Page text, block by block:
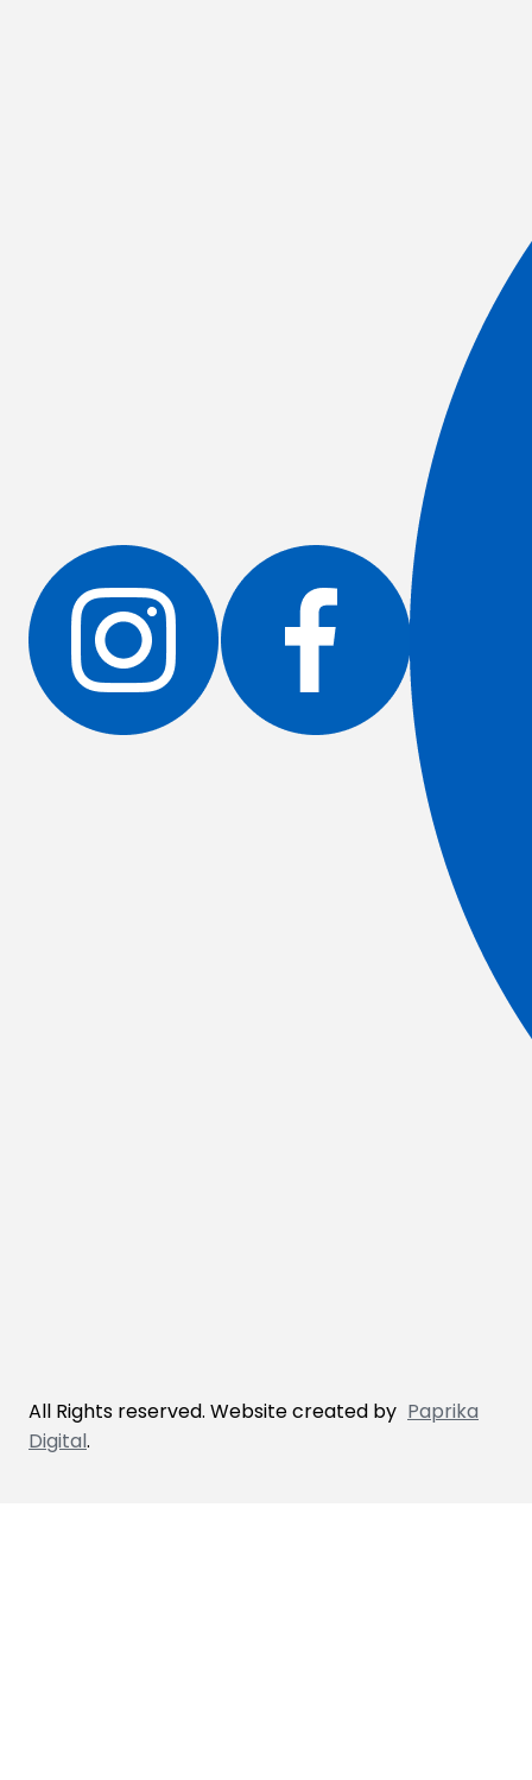
All Rights reserved. Website created by Paprika
Digital.